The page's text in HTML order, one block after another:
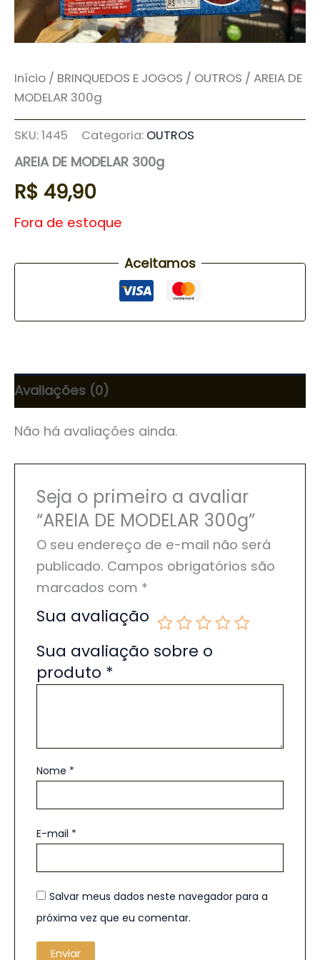
Início / BRINQUEDOS E JOGOS / OUTROS / AREIA DE
MODELAR 300g
SKU:1445 Categoria: OUTROS
AREIA DE MODELAR 300g
R$ 49,90
Fora de estoque
Aceitamos
Avaliações (0)
Não há avaliações ainda.
Seja o primeiro a avaliar
“AREIA DE MODELAR 300g”
O seu endereço de e-mail não será
publicado. Campos obrigatórios são
marcados com *
Sua avaliação
Sua avaliação sobre o
produto *
Nome *
E-mail *
Salvar meus dados neste navegador para a
próxima vez que eu comentar.